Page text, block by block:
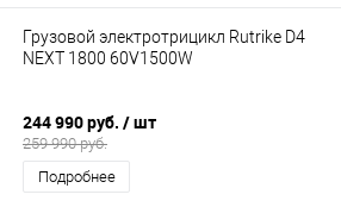
Грузовой электротрицикл Rutrike D4
NEXT 1800 60V1500W
244 990 руб. / шт
259 990 руб.
Подробнее